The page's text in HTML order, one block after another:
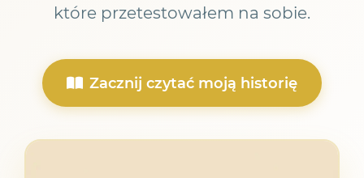
które przetestowałem na sobie.
Zacznij czytać moją historię